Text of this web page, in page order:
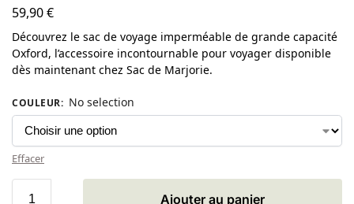
59,90€
Découvrez le sac de voyage imperméable de grande capacité
Oxford, l’accessoire incontournable pour voyager disponible
dès maintenant chez Sac de Marjorie.
COULEUR: No selection
Effacer
Ajouter au panier